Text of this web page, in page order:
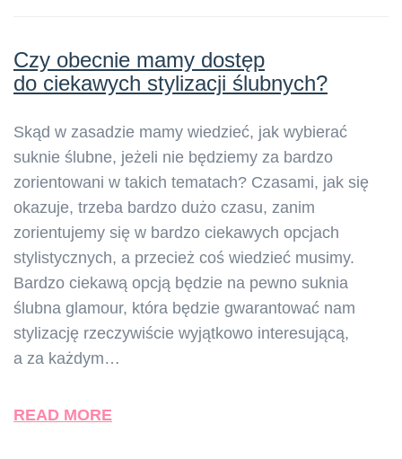
Czy obecnie mamy dostęp
do ciekawych stylizacji ślubnych?
Skąd w zasadzie mamy wiedzieć, jak wybierać
suknie ślubne, jeżeli nie będziemy za bardzo
zorientowani w takich tematach? Czasami, jak się
okazuje, trzeba bardzo dużo czasu, zanim
zorientujemy się w bardzo ciekawych opcjach
stylistycznych, a przecież coś wiedzieć musimy.
Bardzo ciekawą opcją będzie na pewno suknia
ślubna glamour, która będzie gwarantować nam
stylizację rzeczywiście wyjątkowo interesującą,
a za każdym…
READ MORE